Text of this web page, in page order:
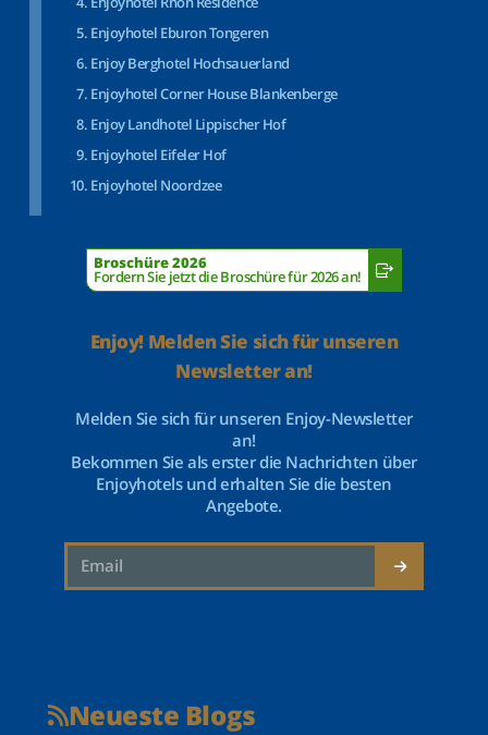
Enjoyhotel Eburon Tongeren
Enjoy Berghotel Hochsauerland
Enjoyhotel Corner House Blankenberge
Enjoy Landhotel Lippischer Hof
Enjoyhotel Eifeler Hof
Enjoyhotel Noordzee
Broschüre 2026
Fordern Sie jetzt die Broschüre für 2026 an!
Enjoy! Melden Sie sich für unseren
Newsletter an!
Melden Sie sich für unseren Enjoy-Newsletter
an!
Bekommen Sie als erster die Nachrichten über
Enjoyhotels und erhalten Sie die besten
Angebote.
Neueste Blogs